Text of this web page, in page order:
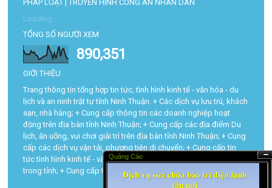
Ẩn
Quảng Cáo
PHÁP LUẬT | TRUYỀN HÌNH CÔNG AN NHÂN DÂN
Loading...
TỔNG SỐ NGƯỜI XEM
890,351
GIỚI THIỆU
Trang thông tin tổng hợp tin tức, tình hình kinh tế - văn hóa - du
lịch và an ninh trật tự tỉnh Ninh Thuận. + Các dịch vụ lưu trú, khách
sạn, nhà hàng; + Cung cấp thông tin các doanh nghiệp hoạt
động trên địa bàn tỉnh Ninh Thuận; + Cung cấp các địa điểm Du
lịch, ăn uống, vui chơi giải trí trên địa bàn tỉnh Ninh Thuận; + Cung
cấp các dịch vụ vận tải, phương tiện di chuyển; + Cung cấp tin
tức tình hình kinh tế - văn hóa - du lịch và trật tự an toàn xã hội
trong tỉnh; + Cung cấp tra cứu các thủ tục hành chính...